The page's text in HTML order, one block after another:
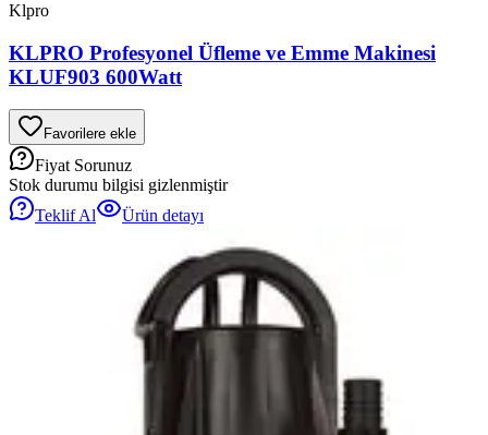
Klpro
KLPRO Profesyonel Üfleme ve Emme Makinesi
KLUF903 600Watt
Favorilere ekle
Fiyat Sorunuz
Stok durumu bilgisi gizlenmiştir
Teklif Al
Ürün detayı